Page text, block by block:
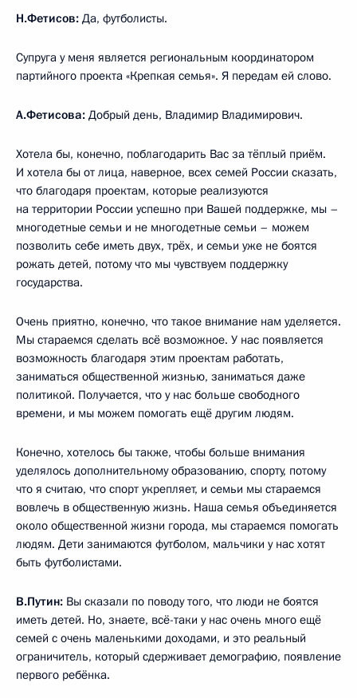
Н.Фетисов: Да, футболисты.
Супруга у меня является региональным координатором
партийного проекта «Крепкая семья». Я передам ей слово.
А.Фетисова: Добрый день, Владимир Владимирович.
Хотела бы, конечно, поблагодарить Вас за тёплый приём.
И хотела бы от лица, наверное, всех семей России сказать,
что благодаря проектам, которые реализуются
на территории России успешно при Вашей поддержке, мы –
многодетные семьи и не многодетные семьи – можем
позволить себе иметь двух, трёх, и семьи уже не боятся
рожать детей, потому что мы чувствуем поддержку
государства.
Очень приятно, конечно, что такое внимание нам уделяется.
Мы стараемся сделать всё возможное. У нас появляется
возможность благодаря этим проектам работать,
заниматься общественной жизнью, заниматься даже
политикой. Получается, что у нас больше свободного
времени, и мы можем помогать ещё другим людям.
Конечно, хотелось бы также, чтобы больше внимания
уделялось дополнительному образованию, спорту, потому
что я считаю, что спорт укрепляет, и семьи мы стараемся
вовлечь в общественную жизнь. Наша семья объединяется
около общественной жизни города, мы стараемся помогать
людям. Дети занимаются футболом, мальчики у нас хотят
быть футболистами.
В.Путин: Вы сказали по поводу того, что люди не боятся
иметь детей. Но, знаете, всё-таки у нас очень много ещё
семей с очень маленькими доходами, и это реальный
ограничитель, который сдерживает демографию, появление
первого ребёнка.